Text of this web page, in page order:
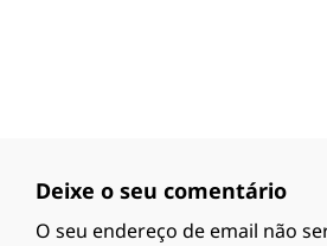
Deixe o seu comentário
O seu endereço de email não